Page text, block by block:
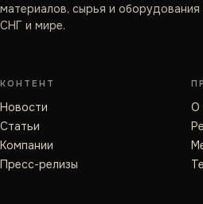
материалов, сырья и оборудования
СНГ и мире.
КОНТЕНТ
Новости
Статьи
Компании
Пресс-релизы
О